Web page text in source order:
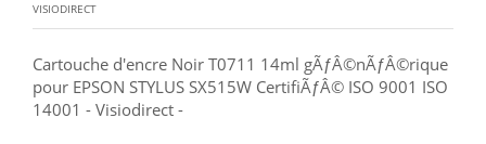
VISIODIRECT
Cartouche d'encre Noir T0711 14ml gÃƒÂ©nÃƒÂ©rique
pour EPSON STYLUS SX515W CertifiÃƒÂ© ISO 9001 ISO
14001 - Visiodirect -